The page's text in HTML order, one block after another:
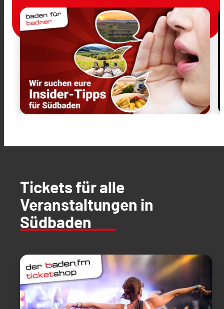
Tickets für alle
Veranstaltungen in
Südbaden